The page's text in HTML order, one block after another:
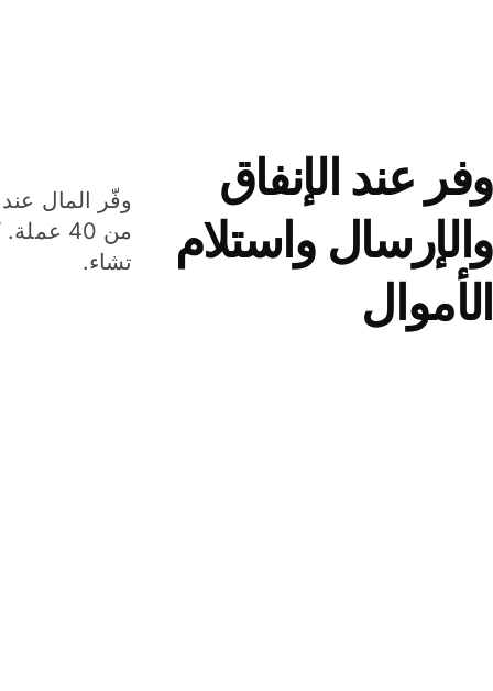
وفر عند الإنفاق
والإرسال واستلام
الأموال
وفّر المال عند
من 40
تشاء.